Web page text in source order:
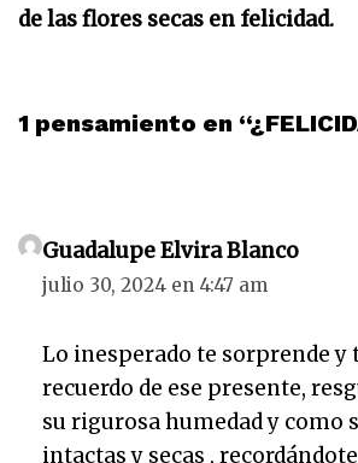
de las flores secas en felicidad.
1 pensamiento en
Guadalupe Elvira Blanco
julio 30, 2024 en 4:47 am
Lo inesperado te sorprende
recuerdo de ese presente,
su rigurosa humedad y como
intactas y secas ,